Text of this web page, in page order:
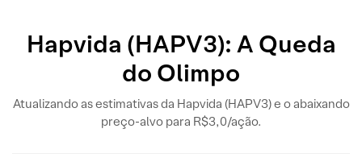
Hapvida (HAPV3): A Queda
do Olimpo
Atualizando as estimativas da Hapvida (HAPV3) e o abaixando
preço-alvo para R$3,0/ação.